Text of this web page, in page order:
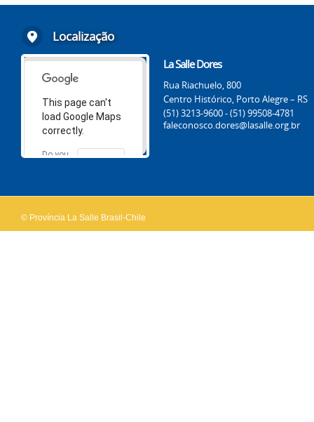
Localização
This page can't
load Google Maps
correctly.
Do you
OK
La Salle Dores
Rua Riachuelo, 800
Centro Histórico, Porto Alegre – RS
(51) 3213-9600 - (51) 99508-4781
faleconosco.dores@lasalle.org.br
© Província La Salle Brasil-Chile